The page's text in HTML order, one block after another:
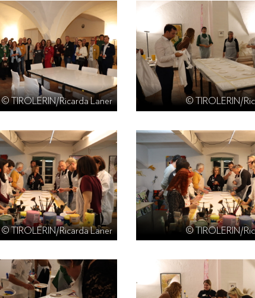
© TIROLERIN/Ricarda Laner © TIROLERIN/
© TIROLERIN/Ricarda Laner © TIROLERIN/